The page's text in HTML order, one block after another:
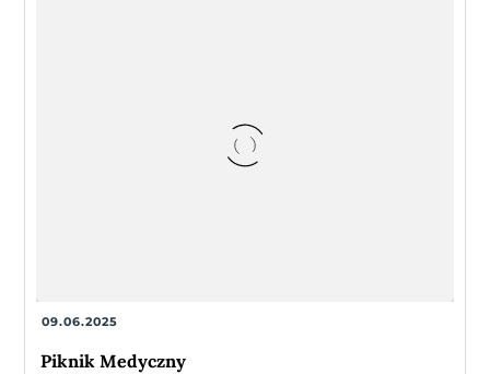
09.06.2025
Piknik Medyczny